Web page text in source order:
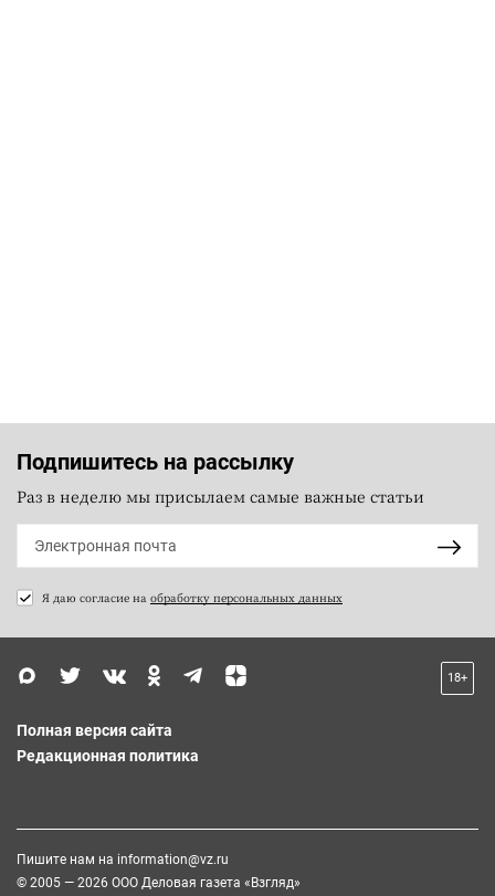
Подпишитесь на рассылку
Раз в неделю мы присылаем самые важные статьи
Я даю согласие на обработку персональных данных
18+
Полная версия сайта
Редакционная политика
Пишите нам на information@vz.ru
© 2005 — 2026 ООО Деловая газета «Взгляд»